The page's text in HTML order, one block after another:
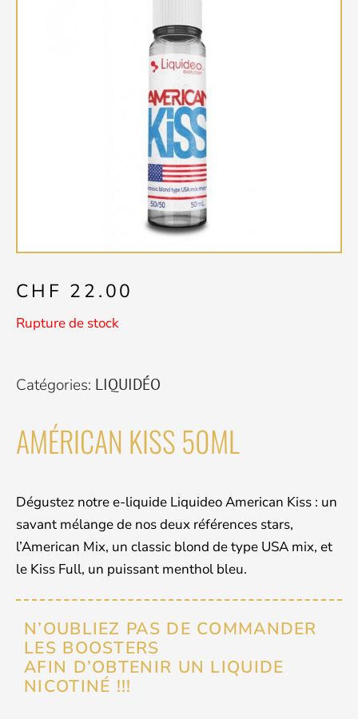
CHF 22.00
Rupture de stock
Catégories: LIQUIDÉO
AMÉRICAN KISS 50ML
Dégustez notre e-liquide Liquideo American Kiss : un
savant mélange de nos deux références stars,
l’American Mix, un classic blond de type USA mix, et
le Kiss Full, un puissant menthol bleu.
N’OUBLIEZ PAS DE COMMANDER
LES BOOSTERS
AFIN D’OBTENIR UN LIQUIDE
NICOTINÉ !!!